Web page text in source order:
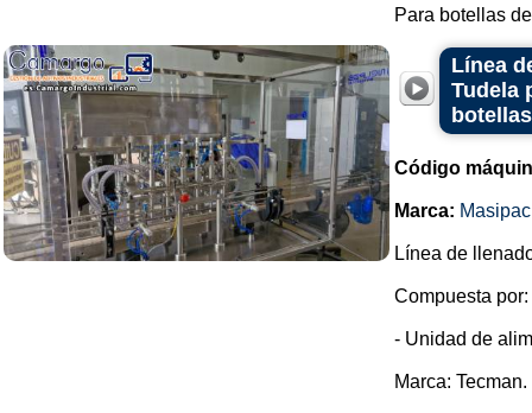
Para botellas
Línea
Tudela
Código
Marca:
Línea de
Compuesta por:
- Unidad de
Marca: Tecman.